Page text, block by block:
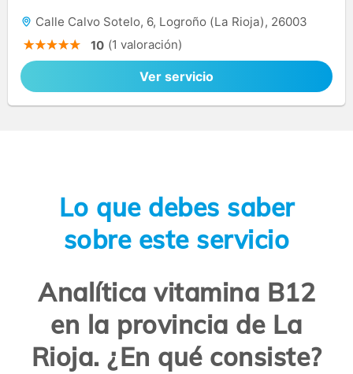
Calle Calvo Sotelo, 6, Logroño (La Rioja), 26003
10 (1 valoración)
Ver servicio
Lo que debes saber
sobre este servicio
Analítica vitamina B12
en la provincia de La
Rioja. ¿En qué consiste?